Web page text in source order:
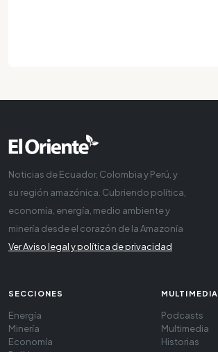
Noticias de Ecuador, Colombia y Perú, y
su región amazónica. Cubriendo política,
economía, energía, medio ambiente y
minería desde el corazón de la Amazonía
Ver Aviso legal y política de privacidad
SECCIONES
Energía
Minería
Economía
MULTIMEDIA
Podcasts
Multimedia
Historias